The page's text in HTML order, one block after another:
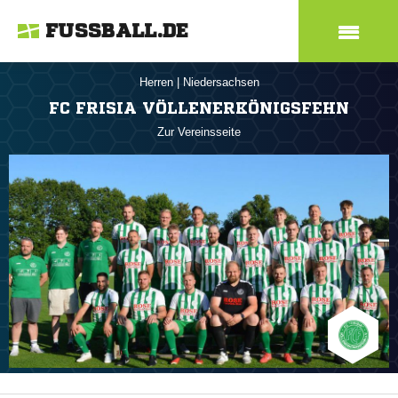
FUSSBALL.DE
Herren Niedersachsen
FC FRISIA VÖLLENERKÖNIGSFEHN
Zur Vereinsseite